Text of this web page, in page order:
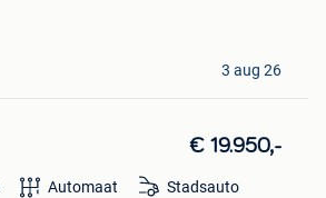
3 aug 26
€ 19.950,-
Automaat Stadsauto